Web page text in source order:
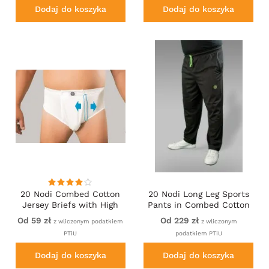
Dodaj do koszyka Dodaj do koszyka
20 Nodi Combed Cotton
Jersey Briefs with High
Side Cut and Side
Opening White
Od 59 zł z wliczonym podatkiem
PTiU
Dodaj do koszyka
20 Nodi Long Leg Sports
Pants in Combed Cotton
Jersey Black
Od 229 zł z wliczonym
podatkiem PTiU
Dodaj do koszyka